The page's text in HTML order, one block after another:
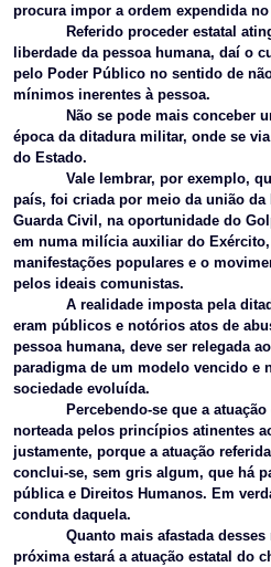
procura impor a ordem expendida
Referido proceder estatal
liberdade da pessoa humana, daí o
pelo Poder Público no sentido de
mínimos inerentes à pessoa.
Não se pode mais conceber
época da ditadura militar, onde se
do Estado.
Vale lembrar, por exemplo,
país, foi criada por meio da união
Guarda Civil, na oportunidade do
em numa milícia auxiliar do
manifestações populares e o
pelos ideais comunistas.
A realidade imposta pela
eram públicos e notórios atos de
pessoa humana, deve ser relegada
paradigma de um modelo vencido e
sociedade evoluída.
Percebendo-se que a
norteada pelos princípios atinentes
justamente, porque a atuação
conclui-se, sem gris algum, que há
pública e Direitos Humanos. Em
conduta daquela.
Quanto mais afastada
próxima estará a atuação estatal do